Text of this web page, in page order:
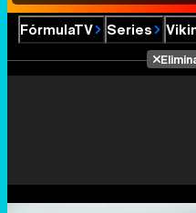
FórmulaTV Series